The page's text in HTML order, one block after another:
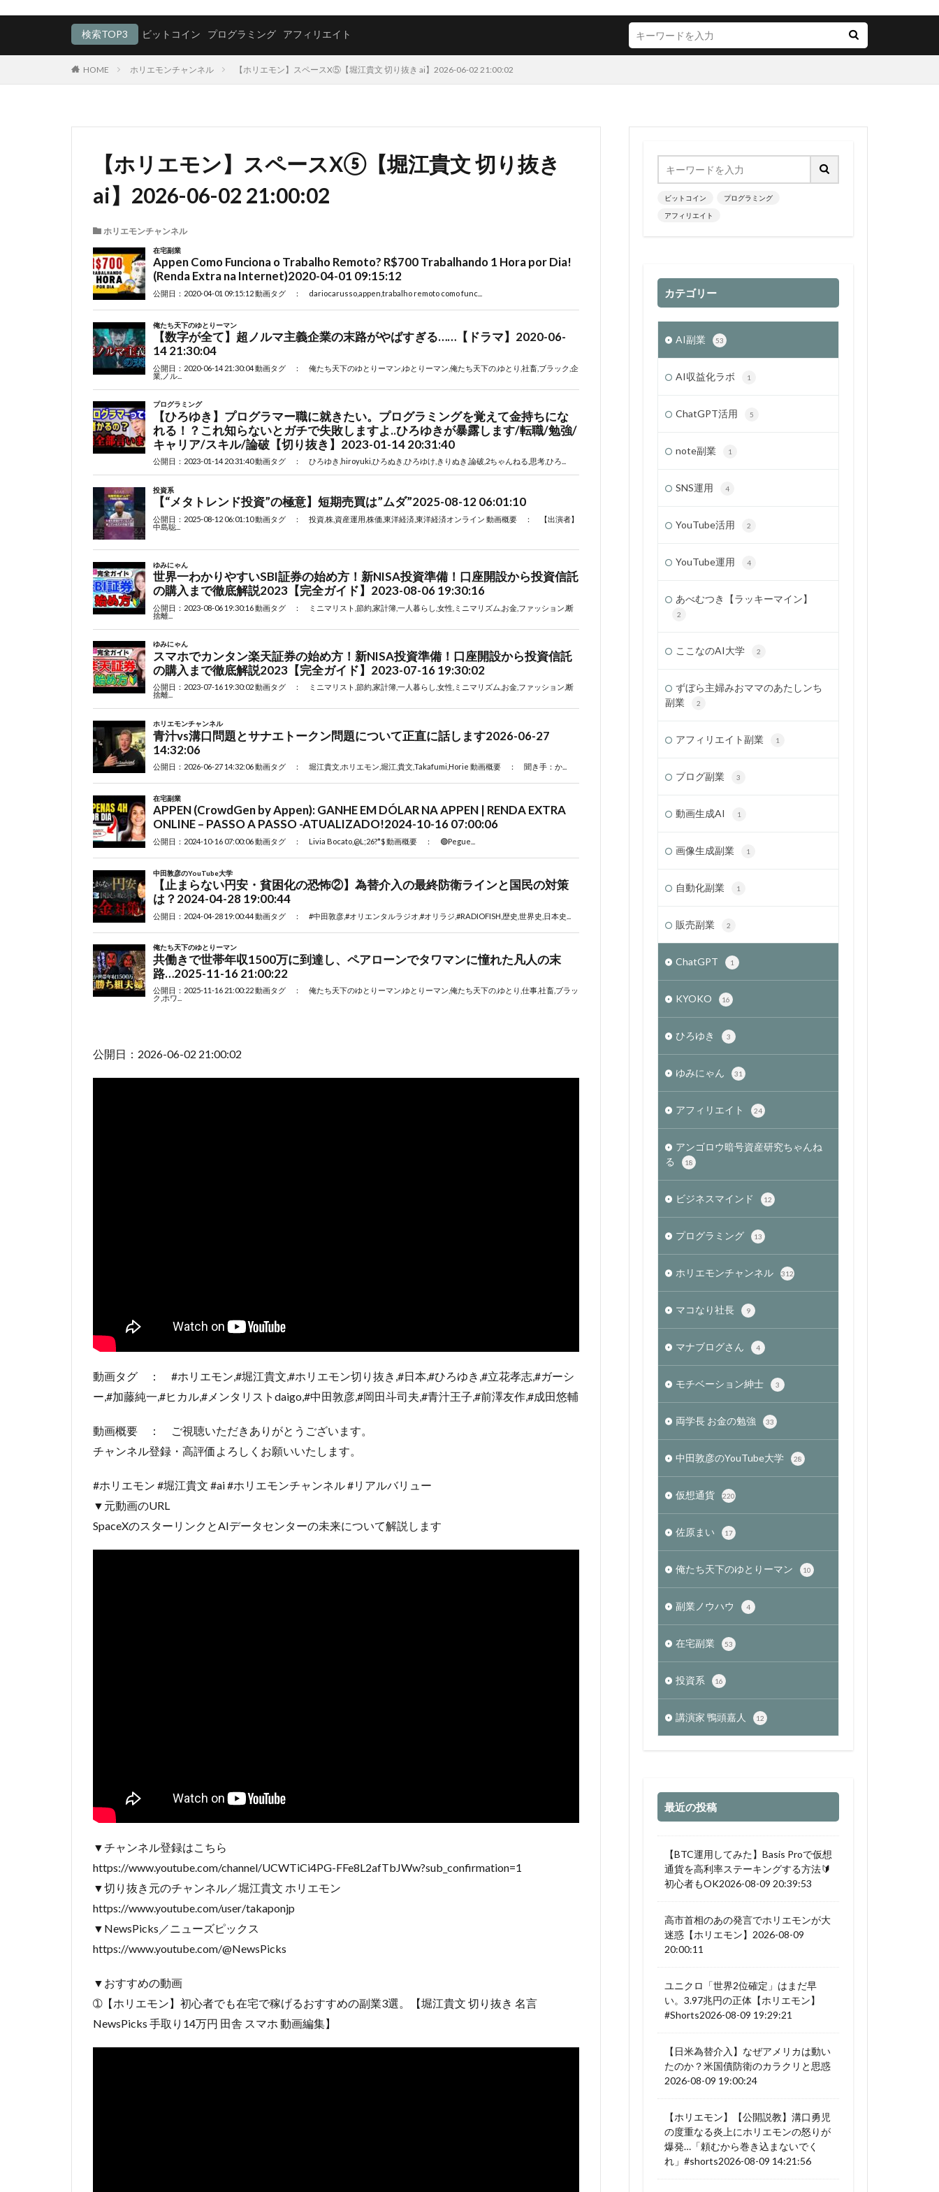
検索TOP3 ビットコイン プログラミング アフィリエイト
HOME ホリエモンチャンネル 【ホリエモン】スペースX⑤【堀江貴文 切り抜き ai】2026-06-02 21:00:02
【ホリエモン】スペースX⑤【堀江貴文 切り抜き
ai】2026-06-02 21:00:02
ホリエモンチャンネル
公開日：2026-06-02 21:00:02
動画タグ ： #ホリエモン,#堀江貴文,#ホリエモン切り抜き,#日本,#ひろゆき,#立花孝志,#ガーシ
ー,#加藤純一,#ヒカル,#メンタリストdaigo,#中田敦彦,#岡田斗司夫,#青汁王子,#前澤友作,#成田悠輔
動画概要 ： ご視聴いただきありがとうございます。
チャンネル登録・高評価よろしくお願いいたします。
#ホリエモン #堀江貴文 #ai #ホリエモンチャンネル #リアルバリュー
▼元動画のURL
SpaceXのスターリンクとAIデータセンターの未来について解説します
▼チャンネル登録はこちら
https://www.youtube.com/channel/UCWTiCi4PG-FFe8L2afTbJWw?sub_confirmation=1
▼切り抜き元のチャンネル／堀江貴文 ホリエモン
https://www.youtube.com/user/takaponjp
▼NewsPicks／ニューズピックス
https://www.youtube.com/@NewsPicks
▼おすすめの動画
➀【ホリエモン】初心者でも在宅で稼げるおすすめの副業3選。【堀江貴文 切り抜き 名言
NewsPicks 手取り14万円 田舎 スマホ 動画編集】
ビットコイン プログラミング
アフィリエイト
カテゴリー
AI副業 53
AI収益化ラボ 1
ChatGPT活用 5
note副業 1
SNS運用 4
YouTube活用 2
YouTube運用 4
あべむつき【ラッキーマイン】
2
ここなのAI大学 2
ずぼら主婦みおママのあたしンち
副業
2
アフィリエイト副業 1
ブログ副業 3
動画生成AI 1
画像生成副業 1
自動化副業 1
販売副業 2
ChatGPT 1
KYOKO 16
ひろゆき 3
ゆみにゃん 31
アフィリエイト 24
アンゴロウ暗号資産研究ちゃんね
る
18
ビジネスマインド 12
プログラミング 13
ホリエモンチャンネル 312
マコなり社長 9
マナブログさん 4
モチベーション紳士 3
両学長 お金の勉強 33
中田敦彦のYouTube大学 28
仮想通貨 220
佐原まい 17
俺たち天下のゆとりーマン 10
副業ノウハウ 4
在宅副業 53
投資系 16
講演家 鴨頭嘉人 12
最近の投稿
【BTC運用してみた】Basis Proで仮想
通貨を高利率ステーキングする方法🔰
初心者もOK2026-08-09 20:39:53
高市首相のあの発言でホリエモンが大
迷惑【ホリエモン】2026-08-09
20:00:11
ユニクロ「世界2位確定」はまだ早
い。3.97兆円の正体【ホリエモン】
#Shorts2026-08-09 19:29:21
【日米為替介入】なぜアメリカは動い
たのか？米国債防衛のカラクリと思惑
2026-08-09 19:00:24
【ホリエモン】【公開説教】溝口勇児
の度重なる炎上にホリエモンの怒りが
爆発…「頼むから巻き込まないでく
れ」#shorts2026-08-09 14:21:56